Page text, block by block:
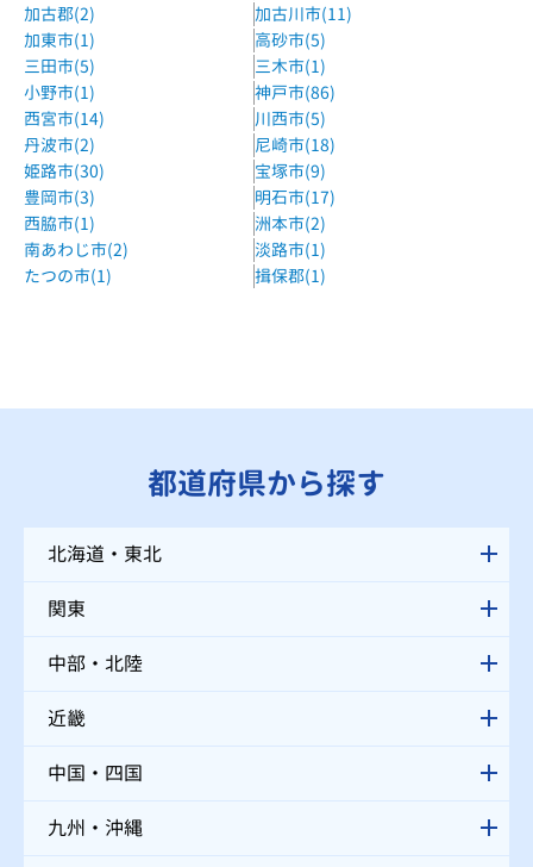
加古郡(2)
加古川市(11)
加東市(1)
高砂市(5)
三田市(5)
三木市(1)
小野市(1)
神戸市(86)
西宮市(14)
川西市(5)
丹波市(2)
尼崎市(18)
姫路市(30)
宝塚市(9)
豊岡市(3)
明石市(17)
西脇市(1)
洲本市(2)
南あわじ市(2)
淡路市(1)
たつの市(1)
揖保郡(1)
都道府県から探す
北海道・東北
関東
中部・北陸
近畿
中国・四国
九州・沖縄